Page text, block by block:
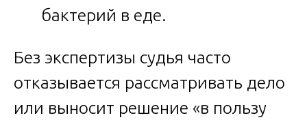
бактерий в еде.
Без экспертизы судья часто
отказывается рассматривать дело
или выносит решение «в пользу